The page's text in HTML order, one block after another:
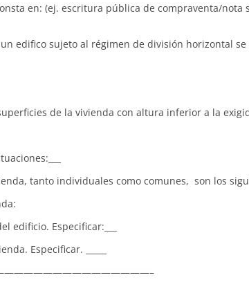
en: (ej. escritura pública de compraventa/nota
edifico sujeto al régimen de división horizontal
de la vivienda con altura inferior a la
tanto individuales como comunes, son los
Especificar:___
Especificar. _____